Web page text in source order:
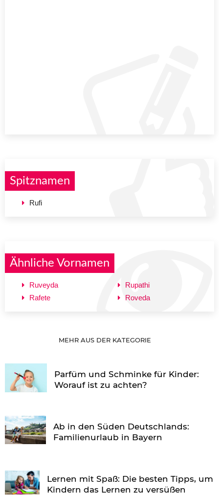
Spitznamen
Rufi
Ähnliche Vornamen
Ruveyda
Rafete
Rupathi
Roveda
MEHR AUS DER KATEGORIE
Parfüm und Schminke für Kinder:
Worauf ist zu achten?
Ab in den Süden Deutschlands:
Familienurlaub in Bayern
Lernen mit Spaß: Die besten Tipps, um
Kindern das Lernen zu versüßen